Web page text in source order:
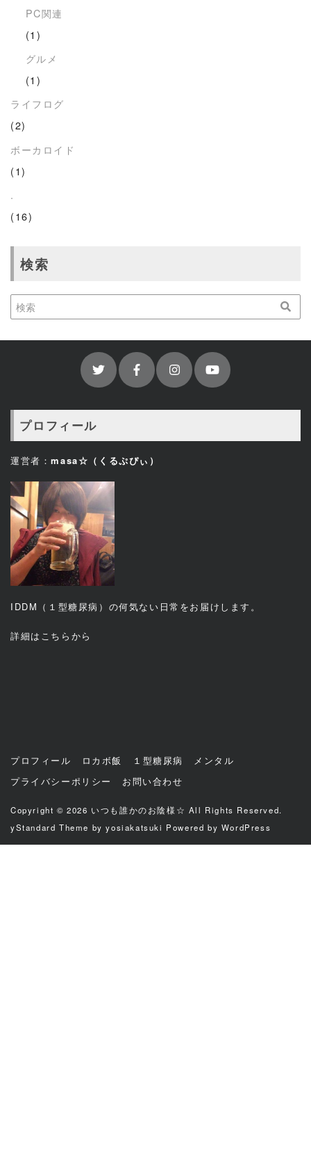
PC関連
(1)
グルメ
(1)
ライフログ
(2)
ボーカロイド
(1)
.
(16)
検索
プロフィール
運営者：masa☆（くるぷぴぃ）
IDDM（１型糖尿病）の何気ない日常をお届けします。
詳細は こちら から
プロフィール ロカボ飯 １型糖尿病
メンタル
プライバシーポリシー
お問い合わせ
Copyright © 2026 いつも誰かのお陰様☆ All Rights Reserved.
yStandard Theme byyosiakatsuki Powered by WordPress